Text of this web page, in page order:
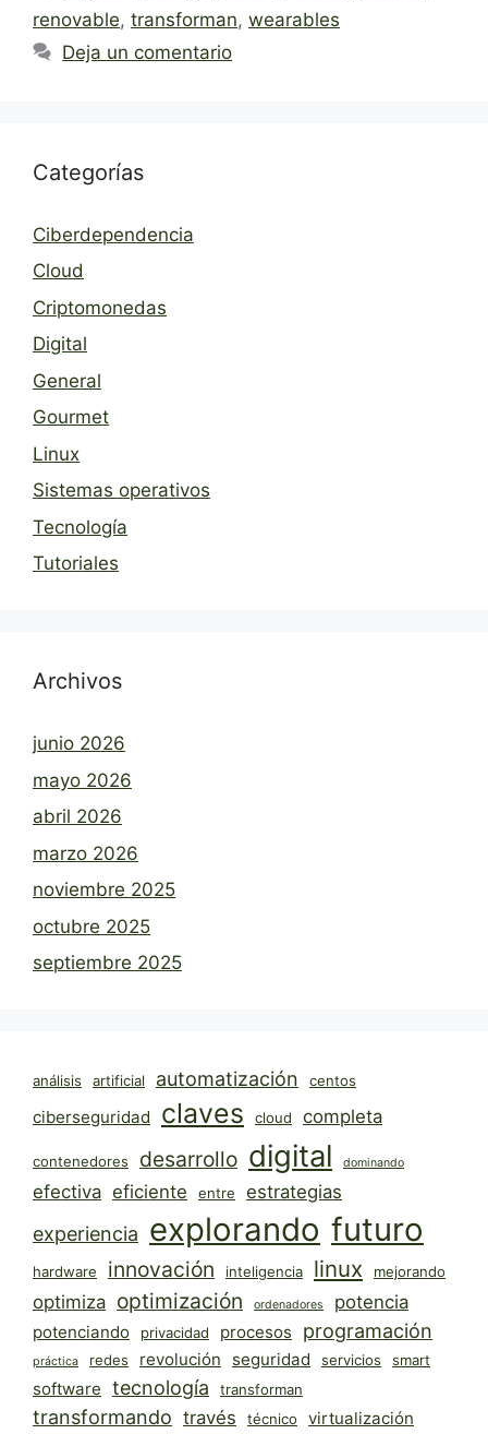
renovable, transforman, wearables
Deja un comentario
Categorías
Ciberdependencia
Cloud
Criptomonedas
Digital
General
Gourmet
Linux
Sistemas operativos
Tecnología
Tutoriales
Archivos
junio 2026
mayo 2026
abril 2026
marzo 2026
noviembre 2025
octubre 2025
septiembre 2025
análisis artificial automatización centos
ciberseguridad claves cloud completa
contenedores desarrollo digital dominando
efectiva eficiente entre estrategias
experiencia explorando futuro
hardware innovación inteligencia linux mejorando
optimiza optimización ordenadores potencia
potenciando privacidad procesos programación
práctica redes revolución seguridad servicios smart
software tecnología transforman
transformando través técnico virtualización